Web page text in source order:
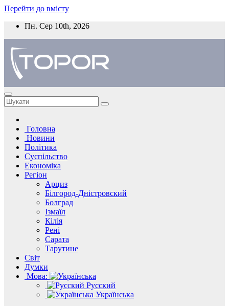
Перейти до вмісту
Пн. Сер 10th, 2026
Головна
Новини
Політика
Суспільство
Економіка
Регіон
Арциз
Білгород-Дністровский
Болград
Ізмаїл
Кілія
Рені
Сарата
Тарутине
Світ
Думки
Мова:
Русский
Українська